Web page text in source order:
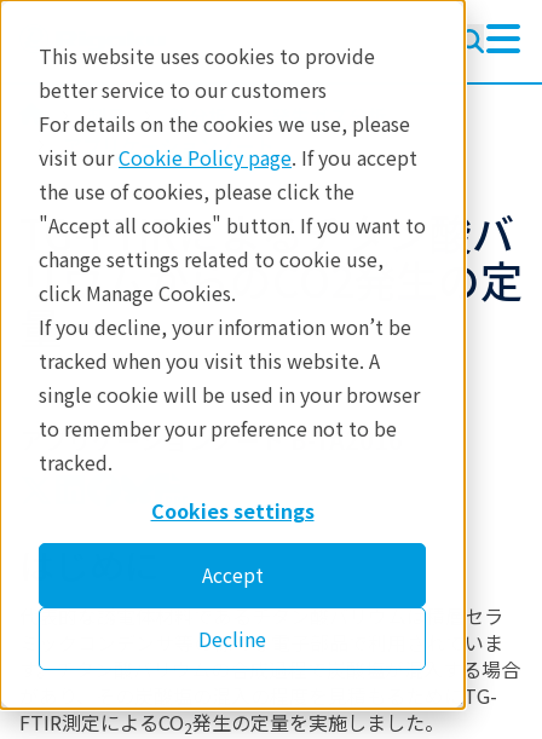
This website uses cookies to provide
better service to our customers
For details on the cookies we use, please
visit ourCookie Policy page. If you accept
the use of cookies, please click the
"Accept all cookies" button. If you want to
change settings related to cookie use,
click Manage Cookies.
If you decline, your information won’t be
tracked when you visit this website. A
single cookie will be used in your browser
to remember your preference not to be
tracked.
Cookies settings
Accept
Decline
製品 熱分析
発生ガス分析
アプリケーションノート
TG-FTIRによるチタン酸バ
リウムからのCO2発生の定
量
アプリケーションノート B-TA2016
はじめに
代表的な誘電体材料であるチタン酸バリウムは積層セラ
ミックコンデンサ等の様々な電子部品で利用されていま
す。チタン酸バリウムの合成過程で炭酸塩が混入する場合
があり、その炭酸塩の混入の程度を見積もるためにTG-
FTIR測定によるCO2発生の定量を実施しました。